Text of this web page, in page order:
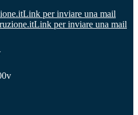
Link per inviare una mail
Link per inviare una mail